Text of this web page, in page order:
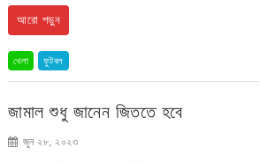
আরো পড়ুন
খেলা ফুটবল
জামাল শুধু জানেন জিততে হবে
জুন ২৮, ২০২৩